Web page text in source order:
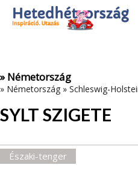
Az oldal sütiket (cookies)
Adatvédelmi tájékoztató
» Németország
» Németország » Schleswig-
SYLT SZIGETE
Északi-tenger